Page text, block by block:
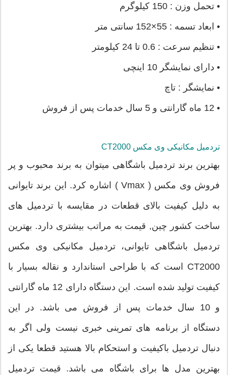
• تحمل وزن : 150 کیلوگرم
• ابعاد تسمه : 55×152 سانتی متر
• تنظیم سرعت : 0.6 تا 24 کیلومتر
• دارای نمایشگر 10 اینچی
• نمایشگر : تاچ
• 12 ماه گارانتی و 5 سال خدمات پس از فروش
تردمیل مکانیکی وی مکس CT2000
بهترین برند تردمیل باشگاهی میتوان به برند محبوب و پر
فروش وی مکس ( Vmax ) اشاره کرد. این برند تایوانی
به دلیل کیفیت بالای قطعات در مقایسه با تردمیل های
ساخت کشور چین, قیمت به مراتب بیشتری دارد. بهترین
تردمیل باشگاهی تایوانی، تردمیل مکانیکی وی مکس
CT2000 است که با طراحی استاندارد و نقاله بسیار با
کیفیت تولید شده است. این دستگاه دارای 12 ماه گارانتی
و 10 سال خدمات پس از فروش می باشد. در این
دستگاه از برنامه های تمرینی خبری نیست ولی اگر به
دنبال تردمیل باکیفیت و استحکام بالا هستید قطعا یکی از
بهترین مدل ها برای باشگاه می باشد. قیمت تردمیل